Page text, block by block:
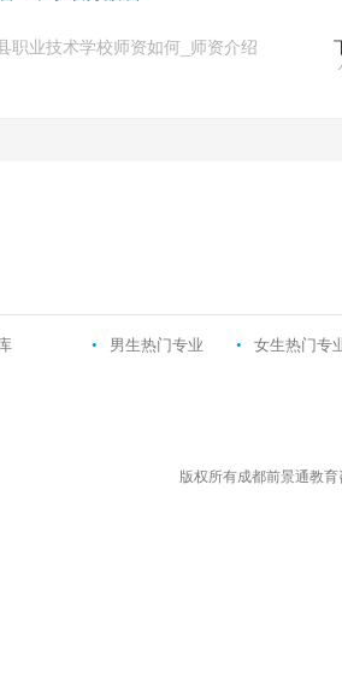
职业技术学校师资如何_师资介绍
• 男生热门专业 • 女生热门专
版权所有成都前景通教